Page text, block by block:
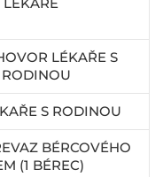
LÉKAŘE S
S RODINOU
BÉRCOVÉHO
(1 BÉREC)